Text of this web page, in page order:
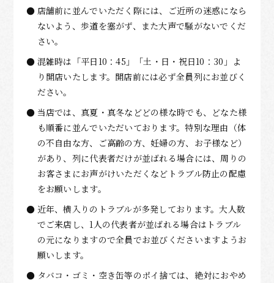
店舗前に並んでいただく際には、ご近所の迷惑になら
ないよう、歩道を塞がず、また大声で騒がないでくだ
さい。
混雑時は「平日10：45」「土・日・祝日10：30」よ
り開店いたします。開店前には必ず全員列にお並びく
ださい。
当店では、真夏・真冬などどの様な時でも、どなた様
も順番に並んでいただいております。特別な理由（体
の不自由な方、ご高齢の方、妊婦の方、お子様など）
があり、列に代表者だけが並ばれる場合には、周りの
お客さまにお声がけいただくなどトラブル防止の配慮
をお願いします。
近年、横入りのトラブルが多発しております。大人数
でご来店し、1人の代表者が並ばれる場合はトラブル
の元になりますので全員でお並びくださいますようお
願いします。
タバコ・ゴミ・空き缶等のポイ捨ては、絶対におやめ